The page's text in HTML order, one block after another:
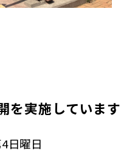
を実施しています
日曜日